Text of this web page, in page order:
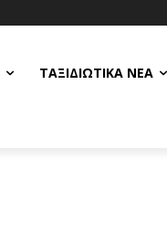
ΤΑΞΙΔΙΩΤΙΚΆ ΝΈΑ